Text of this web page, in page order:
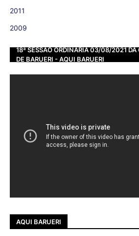
2011
2009
18ª SESSÃO ORDINÁRIA 03/08/2021
DE BARUERI - AQUI BARUERI
AQUI BARUERI